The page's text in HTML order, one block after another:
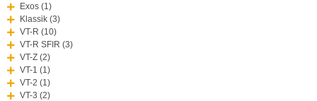
Exos (1)
Klassik (3)
VT-R (10)
VT-R SFIR (3)
VT-Z (2)
VT-1 (1)
VT-2 (1)
VT-3 (2)